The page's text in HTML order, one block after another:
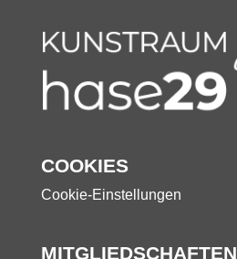
COOKIES
Cookie-Einstellungen
MITGLIEDSCHAFTEN